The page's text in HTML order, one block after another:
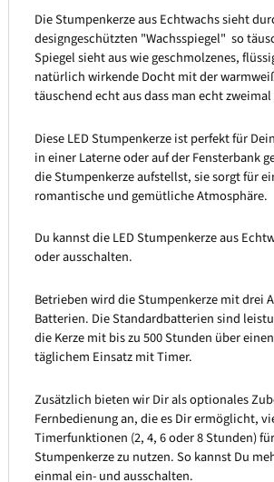
Die Stumpenkerze aus Echtwachs sieht
designgeschützten "Wachsspiegel" so
Spiegel sieht aus wie geschmolzenes,
natürlich wirkende Docht mit der
täuschend echt aus dass man echt
Diese LED Stumpenkerze ist perfekt für
in einer Laterne oder auf der Fensterbank
die Stumpenkerze aufstellst, sie sorgt für
romantische und gemütliche Atmosphäre.
Du kannst die LED Stumpenkerze aus
oder ausschalten.
Betrieben wird die Stumpenkerze mit drei
Batterien. Die Standardbatterien sind
die Kerze mit bis zu 500 Stunden über
täglichem Einsatz mit Timer.
Zusätzlich bieten wir Dir als optionales
Fernbedienung an, die es Dir ermöglicht,
Timerfunktionen (2, 4, 6 oder 8 Stunden)
Stumpenkerze zu nutzen. So kannst Du
einmal ein- und ausschalten.